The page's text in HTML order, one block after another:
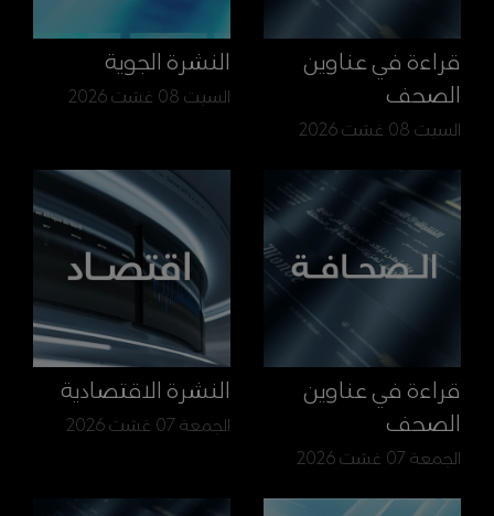
قراءة في عناوين
الصحف
السبت 08 غشت 2026
النشرة الجوية
السبت 08 غشت 2026
قراءة في عناوين
الصحف
الجمعة 07 غشت 2026
النشرة الاقتصادية
الجمعة 07 غشت 2026